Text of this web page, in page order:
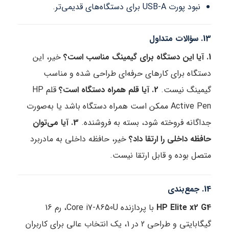
نبود پورت USB-A برای دستگاه‌های قدیمی‌تر.
13. سؤالات متداول
1. آیا این دستگاه برای گیمینگ مناسب است؟
خیر، این
دستگاه برای کارهای حرفه‌ای طراحی شده و مناسب
گیمینگ نیست. 2. آیا قلم همراه دستگاه است؟
قلم HP
Active Pen ممکن است همراه دستگاه باشد یا به‌صورت
جداگانه فروخته شود، بسته به فروشنده.
3. آیا می‌توان
حافظه داخلی را ارتقا داد؟ خیر، حافظه داخلی به مادربرد
متصل بوده و قابل ارتقا نیست.
14. جمع‌بندی
HP Elite x2 G4
با پردازنده Core i7-8650U، رم 16
گیگابایتی و طراحی 2 در 1، یک انتخاب عالی برای کاربران